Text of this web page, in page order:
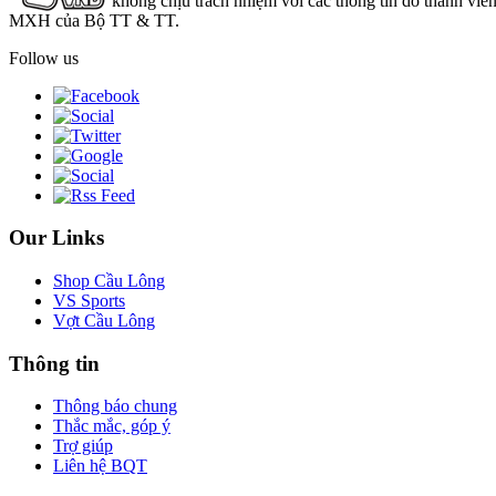
MXH của Bộ TT & TT.
Follow us
Our Links
Shop Cầu Lông
VS Sports
Vợt Cầu Lông
Thông tin
Thông báo chung
Thắc mắc, góp ý
Trợ giúp
Liên hệ BQT